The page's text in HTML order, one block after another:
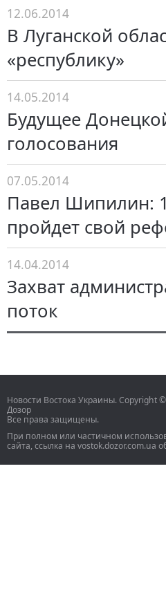
12.06.2014
В Луганской
«республику»
14.05.2014
Будущее
голосования
07.05.2014
Павел Шипилин:
пройдет свой
14.04.2014
Захват
поток
Новости Востока Украины. Copyright
Дозор
Все права защищены.
При полном или частичном
сайта, ссылка на vostok.dozor.com.ua